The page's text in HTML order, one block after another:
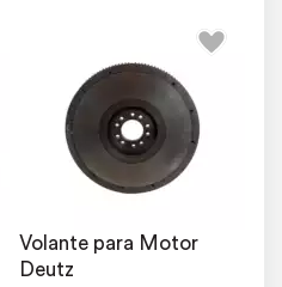
Volante para Motor
Deutz